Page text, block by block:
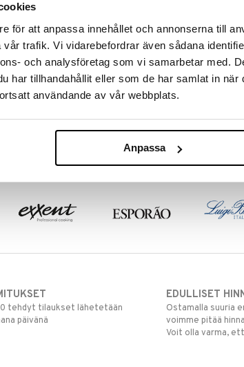
för att anpassa innehållet och annonserna till
trafik. Vi vidarebefordrar även sådana
och analysföretag som vi samarbetar med.
har tillhandahållit eller som de har samlat in
användande av vår webbplats.
Anpassa
Juwel termoskannu 1 L
ALFI
Saatavana
Kuula
Frost
ALFI
tehdyt tilaukset lähetetään
päivänä
EDULLISET
Ostamalla suuria
voimme pitää
Voit olla varma,